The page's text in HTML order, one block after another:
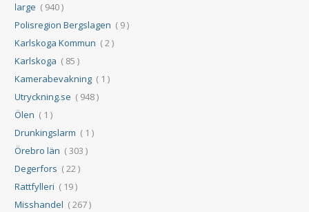
large ( 940 )
Polisregion Bergslagen ( 9 )
Karlskoga Kommun ( 2 )
Karlskoga ( 85 )
Kamerabevakning ( 1 )
Utryckning.se ( 948 )
Ölen ( 1 )
Drunkingslarm ( 1 )
Örebro län ( 303 )
Degerfors ( 22 )
Rattfylleri ( 19 )
Misshandel ( 267 )